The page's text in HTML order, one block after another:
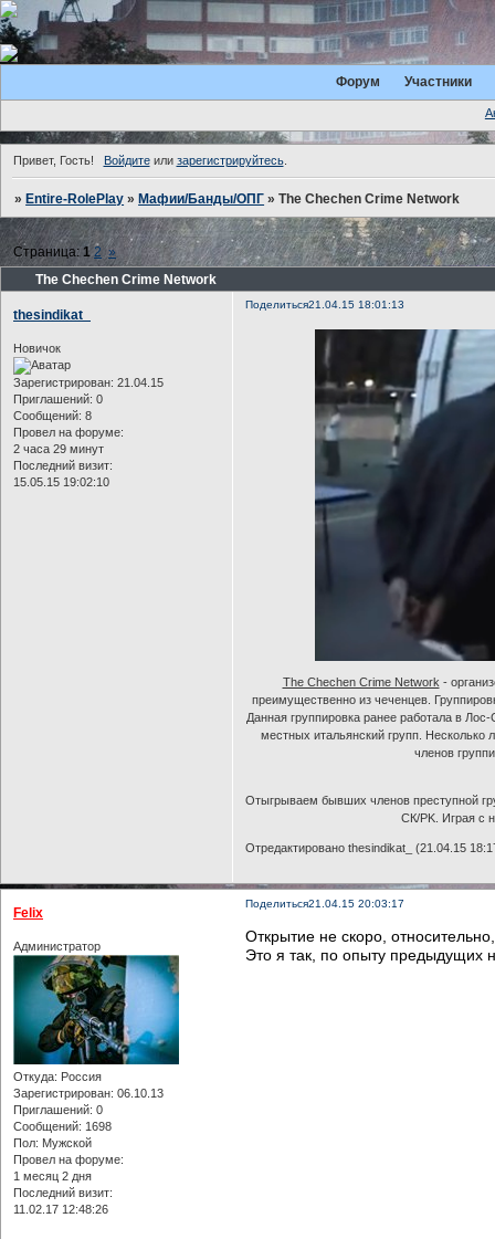
Форум Участники
Привет, Гость! Войдитеили зарегистрируйтесь.
»Entire-RolePlay »Мафии/Банды/ОПГ »The Chechen Crime Network
The Chechen Crime Network
Страница:1 2 »
Поделиться21.04.15 18:01:13
thesindikat_
Новичок
Зарегистрирован: 21.04.15
Приглашений: 0
Сообщений: 8
Провел на форуме:
2 часа 29 минут
Последний визит:
15.05.15 19:02:10
The Chechen Crime Network -
преимущественно из чеченцев.
Данная группировка ранее работала в
местных итальянский групп.
членов
Отыгрываем бывших членов преступной
СК/PK. Играя с
Отредактировано thesindikat_ (21.04.15
Поделиться21.04.15 20:03:17
Felix
Администратор
Откуда: Россия
Зарегистрирован: 06.10.13
Приглашений: 0
Сообщений: 1698
Пол: Мужской
Провел на форуме:
1 месяц 2 дня
Последний визит:
11.02.17 12:48:26
Открытие не скоро,
Это я так, по опыту предыдущих